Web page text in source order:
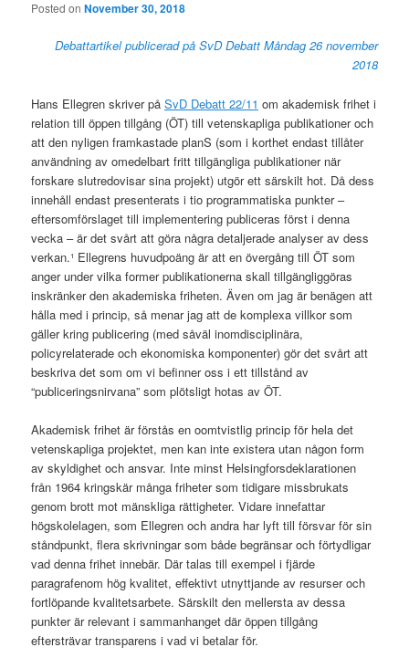
Posted onNovember 30, 2018
Debattartikel publicerad på SvD Debatt Måndag 26 november
2018
Hans Ellegren skriver påSvD Debatt 22/11 om akademisk frihet i
relation till öppen tillgång (ÖT) till vetenskapliga publikationer och
att den nyligen framkastade planS (som i korthet endast tillåter
användning av omedelbart fritt tillgängliga publikationer när
forskare slutredovisar sina projekt) utgör ett särskilt hot. Då dess
innehåll endast presenterats i tio programmatiska punkter –
eftersomförslaget till implementering publiceras först i denna
vecka – är det svårt att göra några detaljerade analyser av dess
verkan.¹ Ellegrens huvudpoäng är att en övergång till ÖT som
anger under vilka former publikationerna skall tillgängliggöras
inskränker den akademiska friheten. Även om jag är benägen att
hålla med i princip, så menar jag att de komplexa villkor som
gäller kring publicering (med såväl inomdisciplinära,
policyrelaterade och ekonomiska komponenter) gör det svårt att
beskriva det som om vi befinner oss i ett tillstånd av
“publiceringsnirvana” som plötsligt hotas av ÖT.
Akademisk frihet är förstås en oomtvistlig princip för hela det
vetenskapliga projektet, men kan inte existera utan någon form
av skyldighet och ansvar. Inte minst Helsingforsdeklarationen
från 1964 kringskär många friheter som tidigare missbrukats
genom brott mot mänskliga rättigheter. Vidare innefattar
högskolelagen, som Ellegren och andra har lyft till försvar för sin
ståndpunkt, flera skrivningar som både begränsar och förtydligar
vad denna frihet innebär. Där talas till exempel i fjärde
paragrafenom hög kvalitet, effektivt utnyttjande av resurser och
fortlöpande kvalitetsarbete. Särskilt den mellersta av dessa
punkter är relevant i sammanhanget där öppen tillgång
eftersträvar transparens i vad vi betalar för.